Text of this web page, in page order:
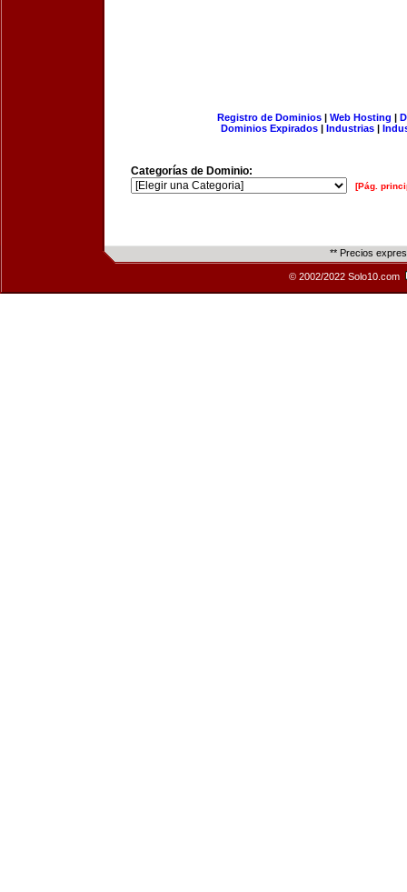
Registro de Dominios| Web Hosting |
Dominios Expirados | Industrias |
Categorías de Dominio:
[Pág.
** Precios
© 2002/2022 Solo10.com